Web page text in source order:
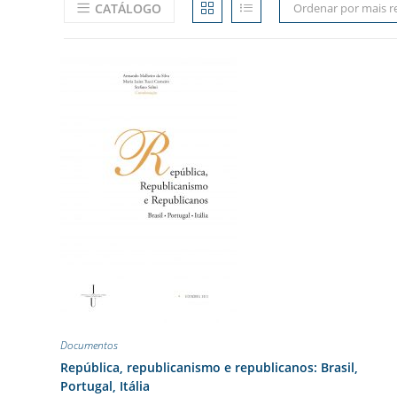
CATÁLOGO Ordenar por mais
Documentos
República, republicanismo e republicanos: Brasil,
Portugal, Itália